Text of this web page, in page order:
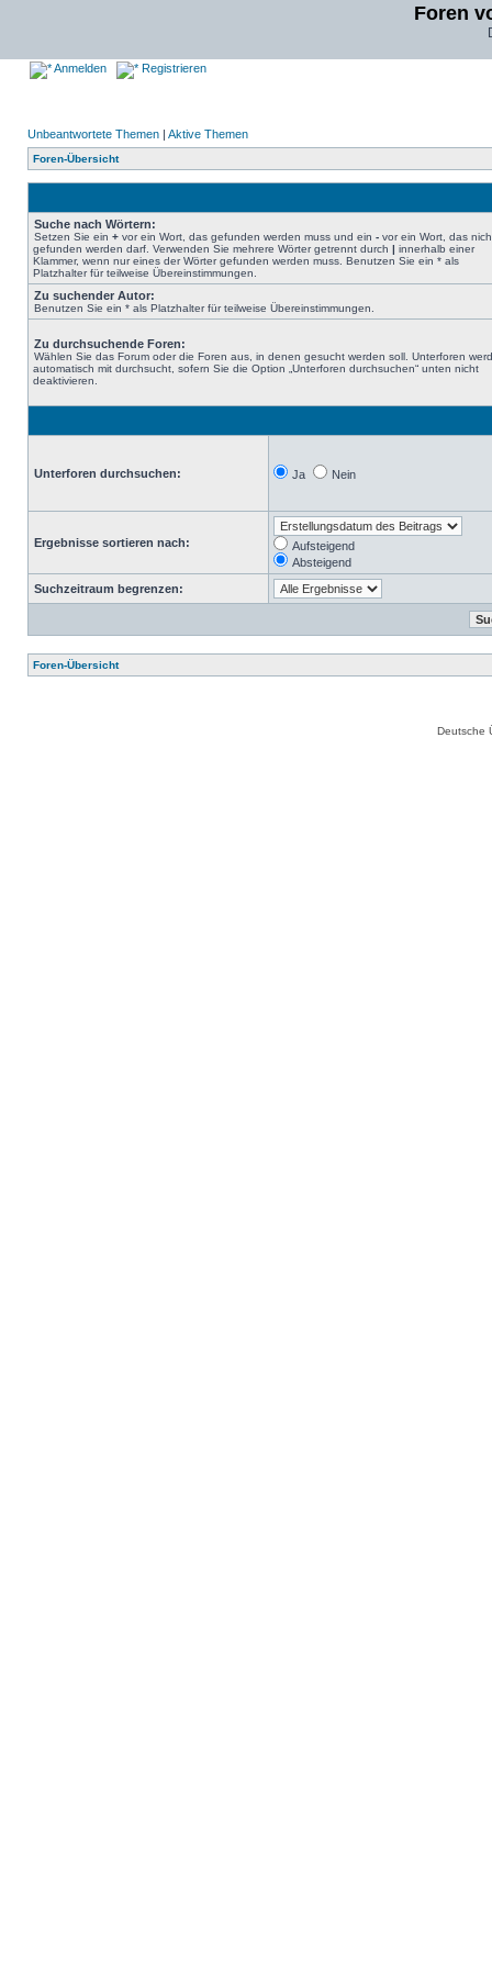
Foren
Anmelden Registrieren
Unbeantwortete Themen | Aktive Themen
Foren-Übersicht
Suche nach Wörtern:
Setzen Sie ein + vor ein Wort, das gefunden werden muss und ein - vor ein Wort, das
gefunden werden darf. Verwenden Sie mehrere Wörter getrennt durch | innerhalb einer
Klammer, wenn nur eines der Wörter gefunden werden muss. Benutzen Sie ein * als
Platzhalter für teilweise Übereinstimmungen.
Zu suchender Autor:
Benutzen Sie ein * als Platzhalter für teilweise Übereinstimmungen.
Zu durchsuchende Foren:
Wählen Sie das Forum oder die Foren aus, in denen gesucht werden soll. Unterforen
automatisch mit durchsucht, sofern Sie die Option „Unterforen durchsuchen“ unten nicht
deaktivieren.
Unterforen durchsuchen: Ja Nein
Ergebnisse sortieren nach:
Aufsteigend
Absteigend
Suchzeitraum begrenzen:
Foren-Übersicht
Deutsche